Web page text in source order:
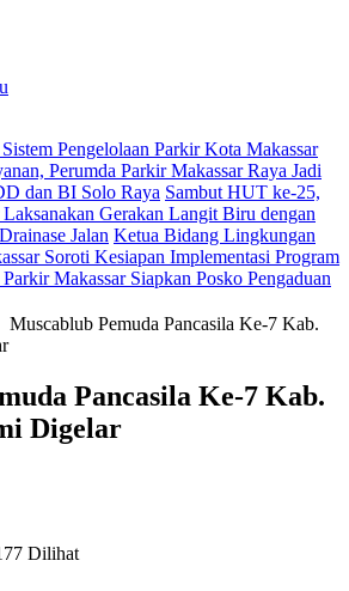
Pengelolaan Parkir Kota Makassar
Perumda Parkir Makassar Raya Jadi
dan BI Solo Raya Sambut HUT ke-25,
Gerakan Langit Biru dengan
Jalan Ketua Bidang Lingkungan
Soroti Kesiapan Implementasi Program
Makassar Siapkan Posko Pengaduan
Muscablub Pemuda Pancasila Ke-7 Kab.
Pancasila Ke-7 Kab.
Digelar
Dilihat